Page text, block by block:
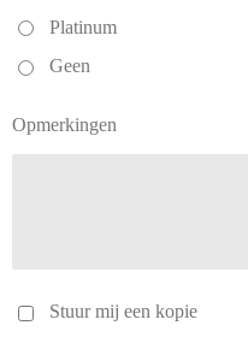
Platinum
Geen
Opmerkingen
Stuur mij een kopie